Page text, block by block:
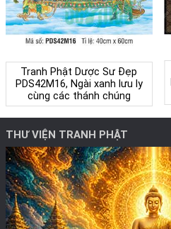
Tranh Phật Dược Sư Đẹp
PDS42M16, Ngài xanh lưu ly
cùng các thánh chúng
THƯ VIỆN TRANH PHẬT